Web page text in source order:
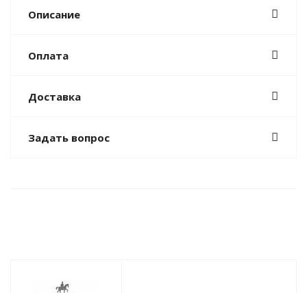
Описание
Оплата
Доставка
Задать вопрос